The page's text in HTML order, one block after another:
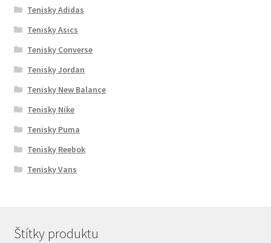
Tenisky Adidas
Tenisky Asics
Tenisky Converse
Tenisky Jordan
Tenisky New Balance
Tenisky Nike
Tenisky Puma
Tenisky Reebok
Tenisky Vans
Štítky produktu